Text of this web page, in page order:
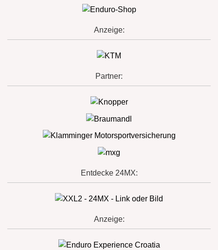
Anzeige:
Partner:
Entdecke 24MX:
Anzeige: